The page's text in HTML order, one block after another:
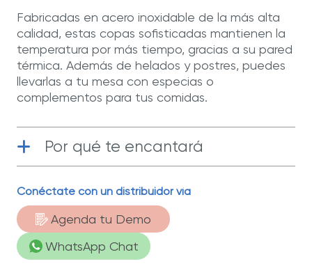
Fabricadas en acero inoxidable de la más alta
calidad, estas copas sofisticadas mantienen la
temperatura por más tiempo, gracias a su pared
térmica. Además de helados y postres, puedes
llevarlas a tu mesa con especias o
complementos para tus comidas.
Por qué te encantará
Acero Inoxidable| Fabricado con
materiales de la más alta calidad.
Conéctate con un distribuidor vía
Agenda tu Demo
WhatsApp Chat